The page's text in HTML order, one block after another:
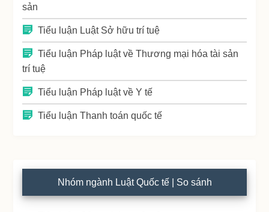
sản
Tiểu luận Luật Sở hữu trí tuệ
Tiểu luận Pháp luật về Thương mại hóa tài sản
trí tuệ
Tiểu luận Pháp luật về Y tế
Tiểu luận Thanh toán quốc tế
Nhóm ngành Luật Quốc tế | So sánh